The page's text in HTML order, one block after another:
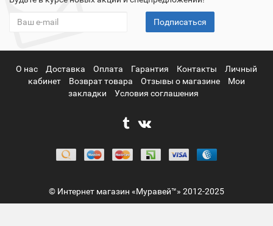
Подписаться
О нас Доставка Оплата Гарантия Контакты
Личный
кабинет
Возврат товара Отзывы о магазине
Мои
закладки
Условия соглашения
© Интернет магазин «Муравей™» 2012-2025